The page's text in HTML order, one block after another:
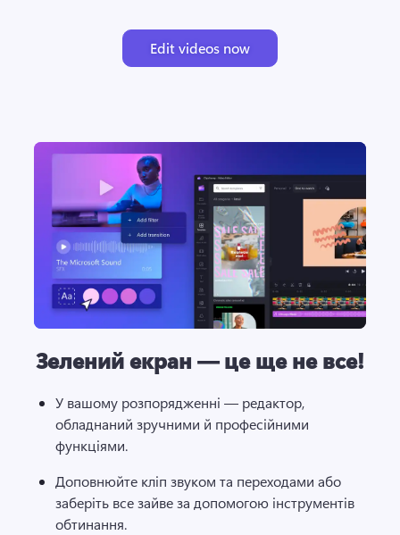
Edit videos now
Зелений екран — це ще не все!
У вашому розпорядженні — редактор,
обладнаний зручними й професійними
функціями.
Доповнюйте кліп звуком та переходами або
заберіть все зайве за допомогою інструментів
обтинання.